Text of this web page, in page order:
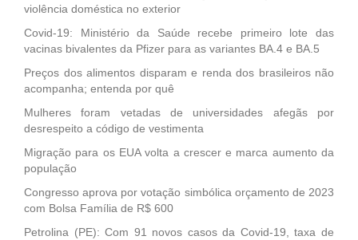
violência doméstica no exterior
Covid-19: Ministério da Saúde recebe primeiro lote das
vacinas bivalentes da Pfizer para as variantes BA.4 e BA.5
Preços dos alimentos disparam e renda dos brasileiros não
acompanha; entenda por quê
Mulheres foram vetadas de universidades afegãs por
desrespeito a código de vestimenta
Migração para os EUA volta a crescer e marca aumento da
população
Congresso aprova por votação simbólica orçamento de 2023
com Bolsa Família de R$ 600
Petrolina (PE): Com 91 novos casos da Covid-19, taxa de